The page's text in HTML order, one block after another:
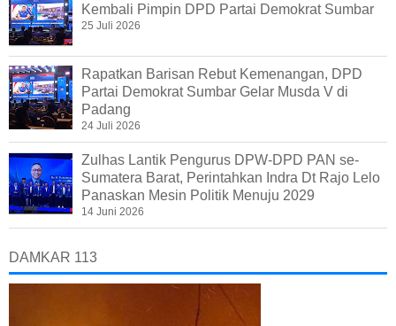
Kembali Pimpin DPD Partai Demokrat Sumbar
25 Juli 2026
Rapatkan Barisan Rebut Kemenangan, DPD
Partai Demokrat Sumbar Gelar Musda V di
Padang
24 Juli 2026
Zulhas Lantik Pengurus DPW-DPD PAN se-
Sumatera Barat, Perintahkan Indra Dt Rajo Lelo
Panaskan Mesin Politik Menuju 2029
14 Juni 2026
DAMKAR 113